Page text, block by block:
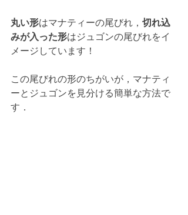
丸い形はマナティーの尾びれ， 切れ込
みが入った形はジュゴンの尾びれをイ
メージしています！
この尾びれの形のちがいが，マナティ
ーとジュゴンを見分ける簡単な方法で
す．